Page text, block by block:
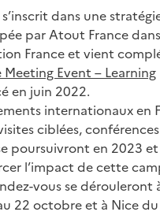
dans une
par Atout France
France et vient
Meeting Event – Learning
en juin 2022.
internationaux en
ciblées, conférences
poursuivront en 2023 et
l’impact de cette
vous se dérouleront
22 octobre et à Nice du